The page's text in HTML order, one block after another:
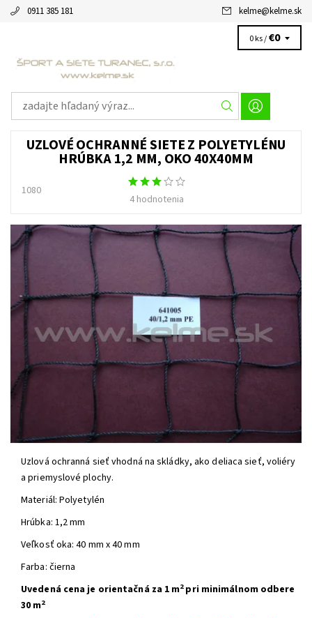
0911 385 181 kelme@kelme.sk
0 ks /€0
UZLOVÉ OCHRANNÉ SIETE Z POLYETYLÉNU
HRÚBKA 1,2 MM, OKO 40X40MM
1080
4 hodnotenia
Uzlová ochranná sieť vhodná na skládky, ako deliaca sieť, voliéry
a priemyslové plochy.
Materiál: Polyetylén
Hrúbka: 1,2 mm
Veľkosť oka: 40 mm x 40 mm
Farba: čierna
Uvedená cena je orientačná za 1 m2 pri minimálnom odbere
30 m2